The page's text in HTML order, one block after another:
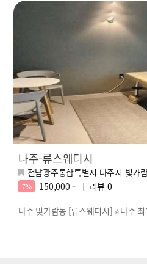
나주-류스웨디시
전남광주통합특별시 나주시 빛가
7% 150,000 ~ 리뷰 0
나주 빛가람동 [류스웨디시] ⭐️나주